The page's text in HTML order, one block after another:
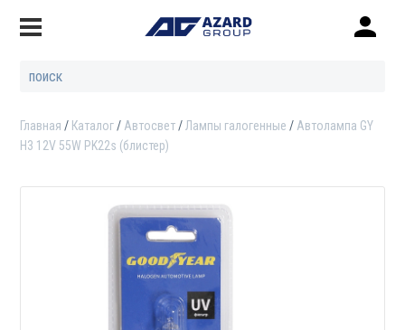
Главная Каталог Автосвет Лампы галогенные
Автолампа GY
Н3 12V 55W PK22s (блистер)